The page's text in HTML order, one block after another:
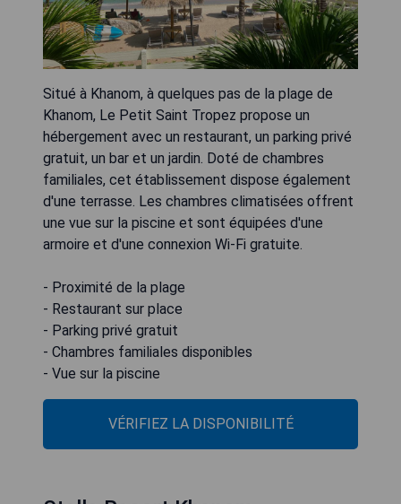
Situé à Khanom, à quelques pas de la plage de
Khanom, Le Petit Saint Tropez propose un
hébergement avec un restaurant, un parking privé
gratuit, un bar et un jardin. Doté de chambres
familiales, cet établissement dispose également
d'une terrasse. Les chambres climatisées offrent
une vue sur la piscine et sont équipées d'une
armoire et d'une connexion Wi-Fi gratuite.
- Proximité de la plage
- Restaurant sur place
- Parking privé gratuit
- Chambres familiales disponibles
- Vue sur la piscine
VÉRIFIEZ LA DISPONIBILITÉ